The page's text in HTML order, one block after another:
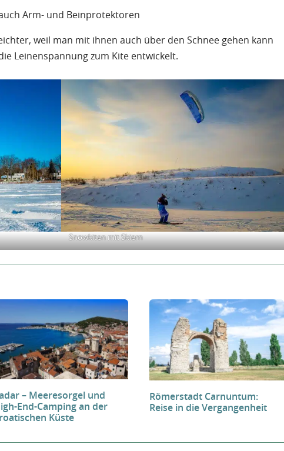
Arm- und Beinprotektoren
weil man mit ihnen auch über den Schnee gehen kann
Leinenspannung zum Kite entwickelt.
Snowkiten mit Skiern
– Meeresorgel und
End-Camping an der
Küste
Römerstadt Carnuntum:
Reise in die Vergangenheit